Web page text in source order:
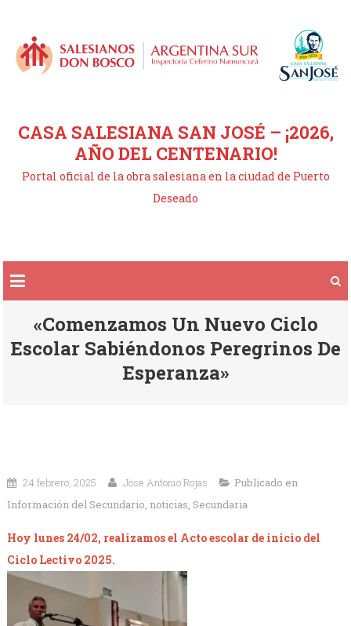
contenido
CASA SALESIANA SAN JOSÉ – ¡2026,
AÑO DEL CENTENARIO!
Portal oficial de la obra salesiana en la ciudad de Puerto
Deseado
«Comenzamos Un Nuevo Ciclo
Escolar Sabiéndonos Peregrinos De
Esperanza»
24 febrero, 2025 Jose Antonio Rojas
Publicado en
Información del Secundario, noticias, Secundaria
Hoy lunes 24/02, realizamos el Acto escolar de inicio del
Ciclo Lectivo 2025.